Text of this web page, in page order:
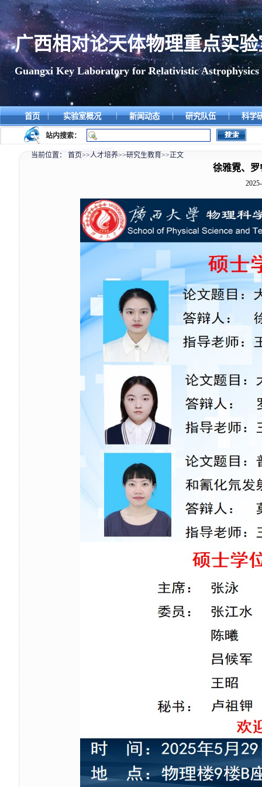
广西相对论天体物理重点实验
Guangxi Key Laboratory for Relativistic Astrophysics
首页 | 实验室概况 | 新闻动态 | 研究队伍 | 科学
站内搜索：
当前位置： 首页>>人才培养>>研究生教育>>正文
徐雅霓、